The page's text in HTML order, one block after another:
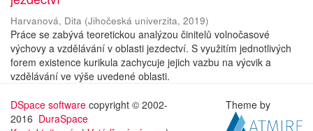
Harvanová, Dita (Jihočeská univerzita, 2019)
Práce se zabývá teoretickou analýzou činitelů volnočasové
výchovy a vzdělávání v oblasti jezdectví. S využitím jednotlivých
forem existence kurikula zachycuje jejich vazbu na výcvik a
vzdělávání ve výše uvedené oblasti.
DSpace software copyright © 2002-
2016 DuraSpace
Theme by